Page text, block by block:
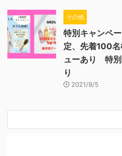
その他
特別キャンペ
定、先着100
ューあり 特別
り
2021/9/5